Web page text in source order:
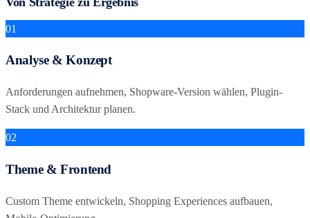
01
Analyse & Konzept
Anforderungen aufnehmen, Shopware-Version wählen, Plugin-
Stack und Architektur planen.
02
Theme & Frontend
Custom Theme entwickeln, Shopping Experiences aufbauen,